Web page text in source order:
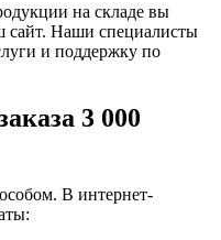
на складе вы
сайт. Наши специалисты
и поддержку по
3 000
В интернет-